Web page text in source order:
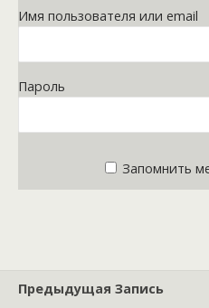
Имя пользователя или email
Пароль
Запомнить
Предыдущая Запись